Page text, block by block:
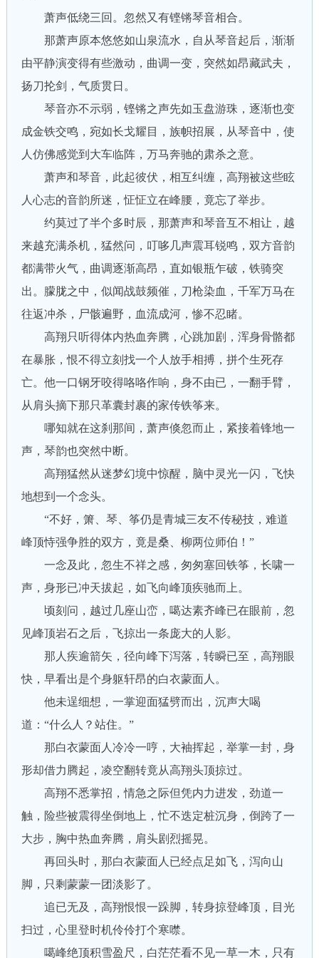
萧声低绕三回。忽然又有铿锵琴音相合。
那萧声原本悠悠如山泉流水，自从琴音起后，渐渐
由平静演变得有些激动，曲调一变，突然如昂藏武夫，
扬刀抡剑，气质贯日。
琴音亦不示弱，铿锵之声先如玉盘游珠，逐渐也变
成金铁交鸣，宛如长戈耀目，族帜招展，从琴音中，使
人仿佛感觉到大车临阵，万马奔驰的肃杀之意。
萧声和琴音，此起彼伏，相互纠缠，高翔被这些眩
人心志的音韵所迷，怔怔立在峰腰，竟忘了举步。
约莫过了半个多时辰，那萧声和琴音互不相让，越
来越充满杀机，猛然问，叮哆几声震耳锐鸣，双方音韵
都满带火气，曲调逐渐高昂，直如银瓶乍破，铁骑突
出。朦胧之中，似闻战鼓频催，刀枪染血，千军万马在
往返冲杀，尸骸遍野，血流成河，惨不忍睹。
高翔只听得体内热血奔腾，心跳加剧，浑身骨骼都
在暴胀，恨不得立刻找一个人放手相搏，拼个生死存
亡。他一口钢牙咬得咯咯作响，身不由已，一翻手臂，
从肩头摘下那只革囊封裹的家传铁筝来。
哪知就在这刹那间，萧声倏忽而止，紧接着锋地一
声，琴韵也突然中断。
高翔猛然从迷梦幻境中惊醒，脑中灵光一闪，飞快
地想到一个念头。
“不好，箫、琴、筝仍是青城三友不传秘技，难道
峰顶恃强争胜的双方，竟是桑、柳两位师伯！”
一念及此，忽生不祥之感，匆匆塞回铁筝，长啸一
声，身形已冲天拔起，如飞向峰顶疾驰而上。
顷刻问，越过几座山峦，噶达素齐峰已在眼前，忽
见峰顶岩石之后，飞掠出一条庞大的人影。
那人疾逾箭矢，径向峰下泻落，转瞬已至，高翔眼
快，早看出是个身躯轩昂的白衣蒙面人。
他未逞细想，一掌迎面猛劈而出，沉声大喝
道：“什么人？站住。”
那白衣蒙面人冷冷一哼，大袖挥起，举掌一封，身
形却借力腾起，凌空翻转竟从高翔头顶掠过。
高翔不悉掌招，情急之际但凭内力进发，劲道一
触，险些被震得坐倒地上，忙不迭定桩沉身，倒跨了一
大步，胸中热血奔腾，肩头剧烈摇晃。
再回头时，那白衣蒙面人已经点足如飞，泻向山
脚，只剩蒙蒙一团淡影了。
追已无及，高翔恨恨一跺脚，转身掠登峰顶，目光
扫过，心里登时机伶伶打个寒噤。
噶峰绝顶积雪盈尺，白茫茫看不见一草一木，只有